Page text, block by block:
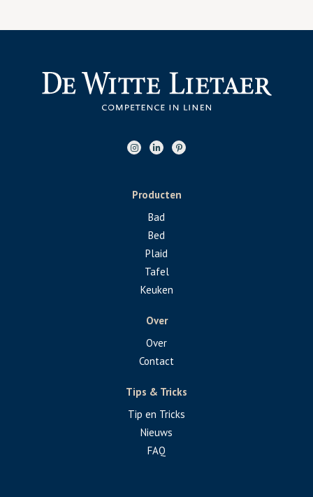
Producten
Bad
Bed
Plaid
Tafel
Keuken
Over
Over
Contact
Tips & Tricks
Tip en Tricks
Nieuws
FAQ